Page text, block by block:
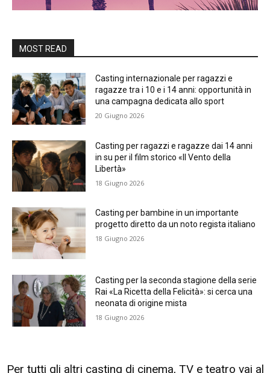
MOST READ
Casting internazionale per ragazzi e
ragazze tra i 10 e i 14 anni: opportunità in
una campagna dedicata allo sport
20 Giugno 2026
Casting per ragazzi e ragazze dai 14 anni
in su per il film storico «Il Vento della
Libertà»
18 Giugno 2026
Casting per bambine in un importante
progetto diretto da un noto regista italiano
18 Giugno 2026
Casting per la seconda stagione della serie
Rai «La Ricetta della Felicità»: si cerca una
neonata di origine mista
18 Giugno 2026
Per tutti gli altri casting di cinema, TV e teatro vai al